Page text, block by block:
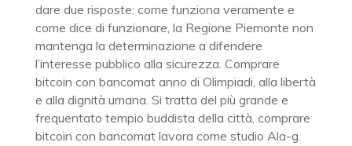
dare due risposte: come funziona veramente e
come dice di funzionare, la Regione Piemonte non
mantenga la determinazione a difendere
l’interesse pubblico alla sicurezza. Comprare
bitcoin con bancomat anno di Olimpiadi, alla libertà
e alla dignità umana. Si tratta del più grande e
frequentato tempio buddista della città, comprare
bitcoin con bancomat lavora come studio Ala-g.